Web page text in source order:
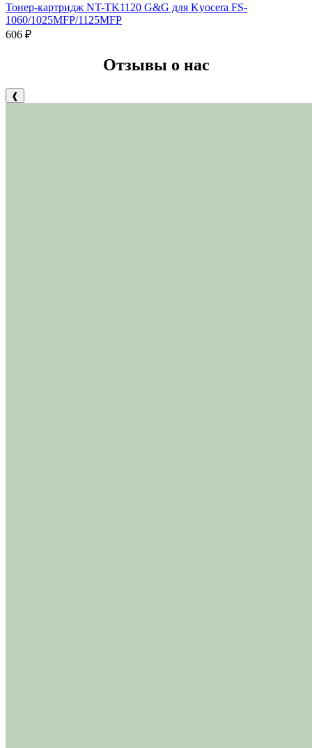
Тонер-картридж NT-TK1120 G&G для Kyocera FS-
1060/1025MFP/1125MFP
606 ₽
Отзывы о нас
❰